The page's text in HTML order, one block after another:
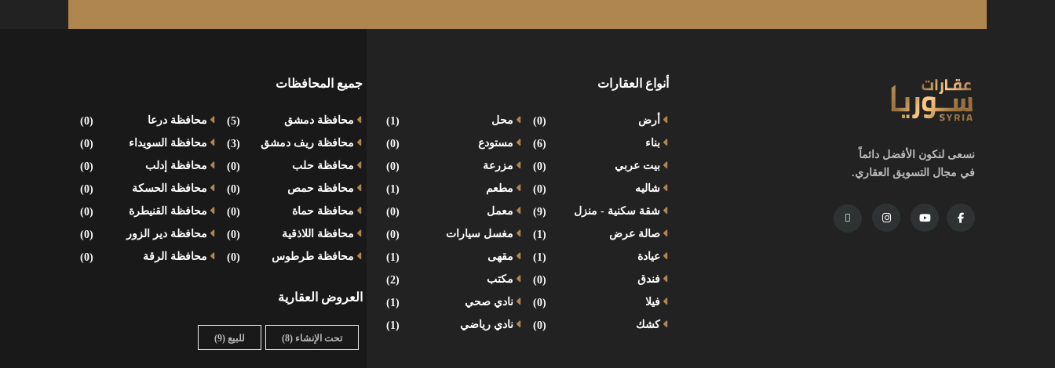
نسعى لنكون الأفضل دائماً
في مجال التسويق العقاري.
أنواع العقارات
أرض
(0)
بناء
(6)
بيت عربي
(0)
شاليه
(0)
شقة سكنية - منزل
(9)
صالة عرض
(1)
عيادة
(1)
فندق
(0)
فيلا
(0)
كشك
(0)
محل
(1)
مستودع
(0)
مزرعة
(0)
مطعم
(1)
معمل
(0)
مغسل سيارات
(0)
مقهى
(1)
مكتب
(2)
نادي صحي
(1)
نادي رياضي
(1)
جميع المحافظات
محافظة دمشق
(5)
محافظة ريف دمشق
(3)
محافظة حلب
(0)
محافظة حمص
(0)
محافظة حماة
(0)
محافظة اللاذقية
(0)
محافظة طرطوس
(0)
محافظة درعا
(0)
محافظة السويداء
(0)
محافظة إدلب
(0)
محافظة الحسكة
(0)
محافظة القنيطرة
(0)
محافظة دير الزور
(0)
محافظة الرقة
(0)
العروض العقارية
تحت الإنشاء (8) للبيع (9)